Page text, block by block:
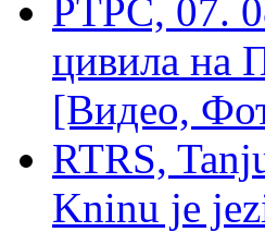
РТРС, 07.
цивила на
[Видео,
RTRS,
Kninu je